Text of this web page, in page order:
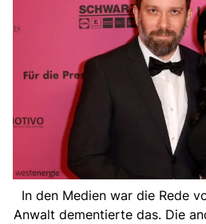
In den Medien war die Rede
Anwalt dementierte das. Die